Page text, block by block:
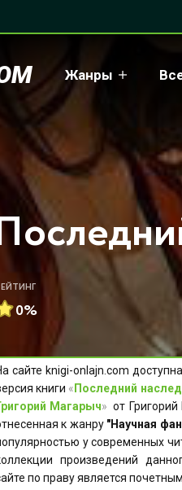
Жанры
0%
сайте knigi-onlajn.com
книги « Последний
Магарыч» от
к жанру "Научная
у современных
произведений
по праву является почетным.